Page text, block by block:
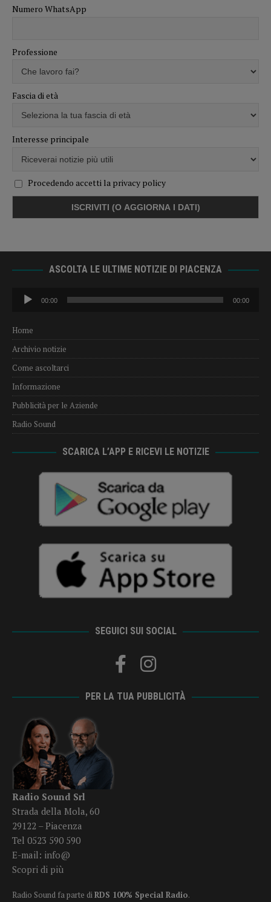
Numero WhatsApp
Professione
Fascia di età
Interesse principale
Procedendo accetti la privacy policy
ASCOLTA LE ULTIME NOTIZIE DI PIACENZA
Audio
Player
00:00 00:00
Home
Archivio notizie
Come ascoltarci
Informazione
Pubblicità per le Aziende
Radio Sound
SCARICA L’APP E RICEVI LE NOTIZIE
SEGUICI SUI SOCIAL
PER LA TUA PUBBLICITÀ
Radio Sound Srl
Strada della Mola, 60
29122 – Piacenza
Tel 0523 590 590
E-mail: info@
Scopri di più
Radio Sound fa parte diRDS 100% Special Radio.